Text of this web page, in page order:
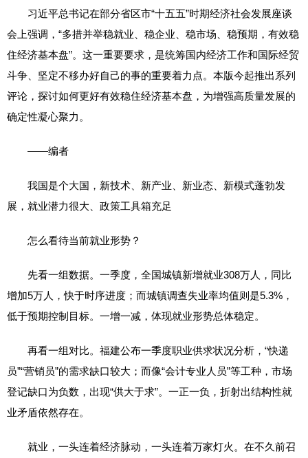
习近平总书记在部分省区市“十五五”时期经济社会发展座谈
会上强调，“多措并举稳就业、稳企业、稳市场、稳预期，有效稳
住经济基本盘”。这一重要要求，是统筹国内经济工作和国际经贸
斗争、坚定不移办好自己的事的重要着力点。本版今起推出系列
评论，探讨如何更好有效稳住经济基本盘，为增强高质量发展的
确定性凝心聚力。
——编者
我国是个大国，新技术、新产业、新业态、新模式蓬勃发
展，就业潜力很大、政策工具箱充足
怎么看待当前就业形势？
先看一组数据。一季度，全国城镇新增就业308万人，同比
增加5万人，快于时序进度；而城镇调查失业率均值则是5.3%，
低于预期控制目标。一增一减，体现就业形势总体稳定。
再看一组对比。福建公布一季度职业供求状况分析，“快递
员”“营销员”的需求缺口较大；而像“会计专业人员”等工种，市场
登记缺口为负数，出现“供大于求”。一正一负，折射出结构性就
业矛盾依然存在。
就业，一头连着经济脉动，一头连着万家灯火。在不久前召